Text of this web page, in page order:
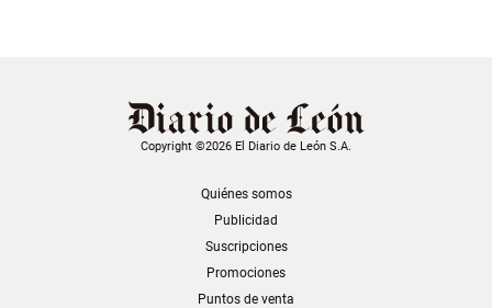
Copyright ©2026 El Diario de León S.A.
Quiénes somos
Publicidad
Suscripciones
Promociones
Puntos de venta